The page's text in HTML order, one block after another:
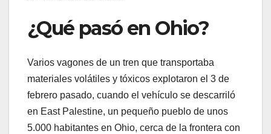
¿Qué pasó en Ohio?
Varios vagones de un tren que transportaba
materiales volátiles y tóxicos explotaron el 3 de
febrero pasado, cuando el vehículo se descarriló
en East Palestine, un pequeño pueblo de unos
5.000 habitantes en Ohio, cerca de la frontera con